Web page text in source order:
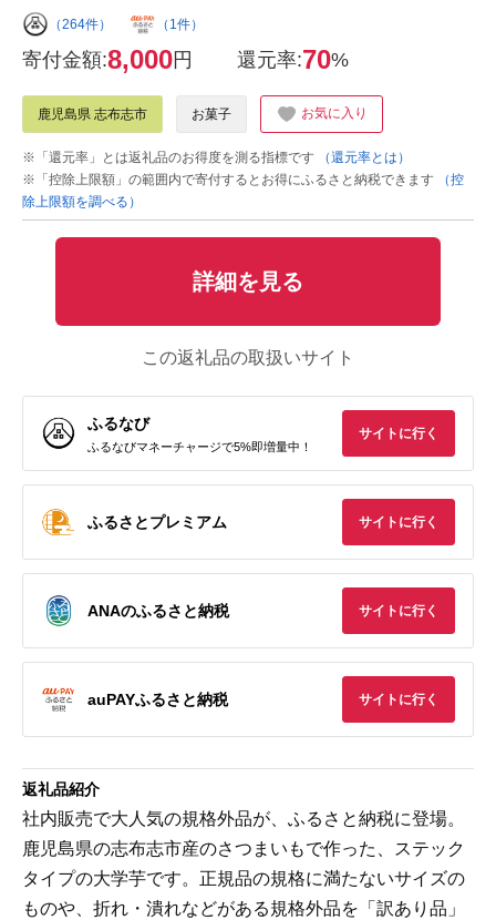
（264件） （1件）
寄付金額:8,000円 還元率:70%
鹿児島県 志布志市 お菓子 お気に入り
※「還元率」とは返礼品のお得度を測る指標です
（還元率とは）
※「控除上限額」の範囲内で寄付するとお得にふるさと納税できます
（控
除上限額を調べる）
詳細を見る
この返礼品の取扱いサイト
ふるなび
ふるなびマネーチャージで5%即増量中！
サイトに行く
ふるさとプレミアム サイトに行く
ANAのふるさと納税 サイトに行く
auPAYふるさと納税 サイトに行く
返礼品紹介
社内販売で大人気の規格外品が、ふるさと納税に登場。
鹿児島県の志布志市産のさつまいもで作った、ステック
タイプの大学芋です。正規品の規格に満たないサイズの
ものや、折れ・潰れなどがある規格外品を「訳あり品」